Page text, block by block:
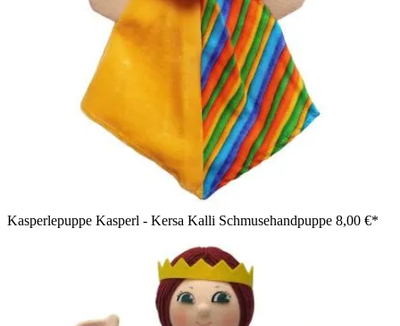
Kasperlepuppe Kasperl - Kersa Kalli Schmusehandpuppe 8,00 €*